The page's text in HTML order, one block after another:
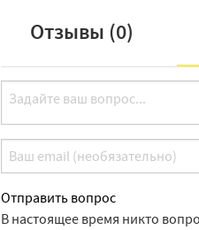
Отзывы (0)
Отправить вопрос
В настоящее время никто